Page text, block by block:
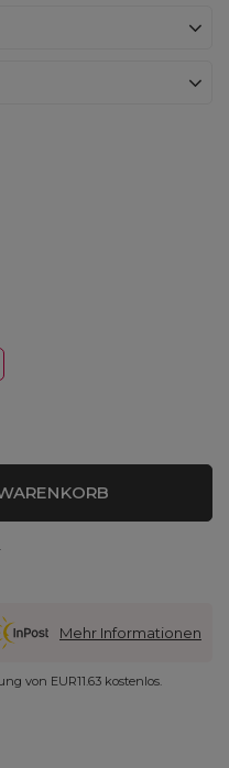
Mehr Informationen
von EUR11.63 kostenlos.